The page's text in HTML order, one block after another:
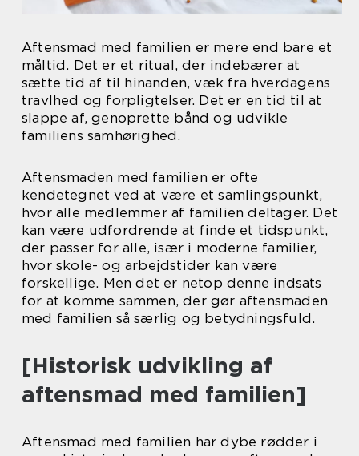
Aftensmad med familien er mere end bare et
måltid. Det er et ritual, der indebærer at
sætte tid af til hinanden, væk fra hverdagens
travlhed og forpligtelser. Det er en tid til at
slappe af, genoprette bånd og udvikle
familiens samhørighed.
Aftensmaden med familien er ofte
kendetegnet ved at være et samlingspunkt,
hvor alle medlemmer af familien deltager. Det
kan være udfordrende at finde et tidspunkt,
der passer for alle, især i moderne familier,
hvor skole- og arbejdstider kan være
forskellige. Men det er netop denne indsats
for at komme sammen, der gør aftensmaden
med familien så særlig og betydningsfuld.
[Historisk udvikling af
aftensmad med familien]
Aftensmad med familien har dybe rødder i